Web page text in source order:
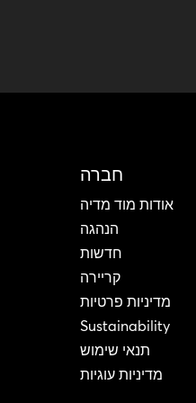
חברה
אודות מוד מדיה
הנהגה
חדשות
קריירה
מדיניות פרטיות
Sustainability
תנאי שימוש
מדיניות עוגיות